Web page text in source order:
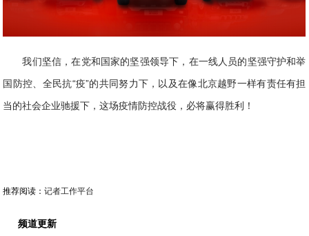
我们坚信，在党和国家的坚强领导下，在一线人员的坚强守护和举
国防控、全民抗“疫”的共同努力下，以及在像北京越野一样有责任有担
当的社会企业驰援下，这场疫情防控战役，必将赢得胜利！
推荐阅读：记者工作平台
频道更新